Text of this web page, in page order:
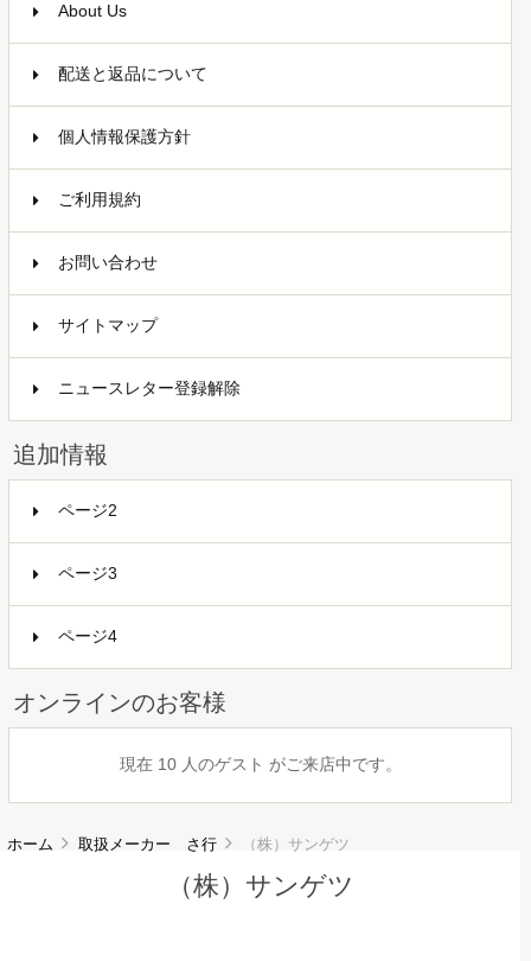
About Us
配送と返品について
個人情報保護方針
ご利用規約
お問い合わせ
サイトマップ
ニュースレター登録解除
追加情報
ページ2
ページ3
ページ4
オンラインのお客様
現在 10 人のゲスト がご来店中です。
ホーム 取扱メーカー さ行 （株）サンゲツ
（株）サンゲツ